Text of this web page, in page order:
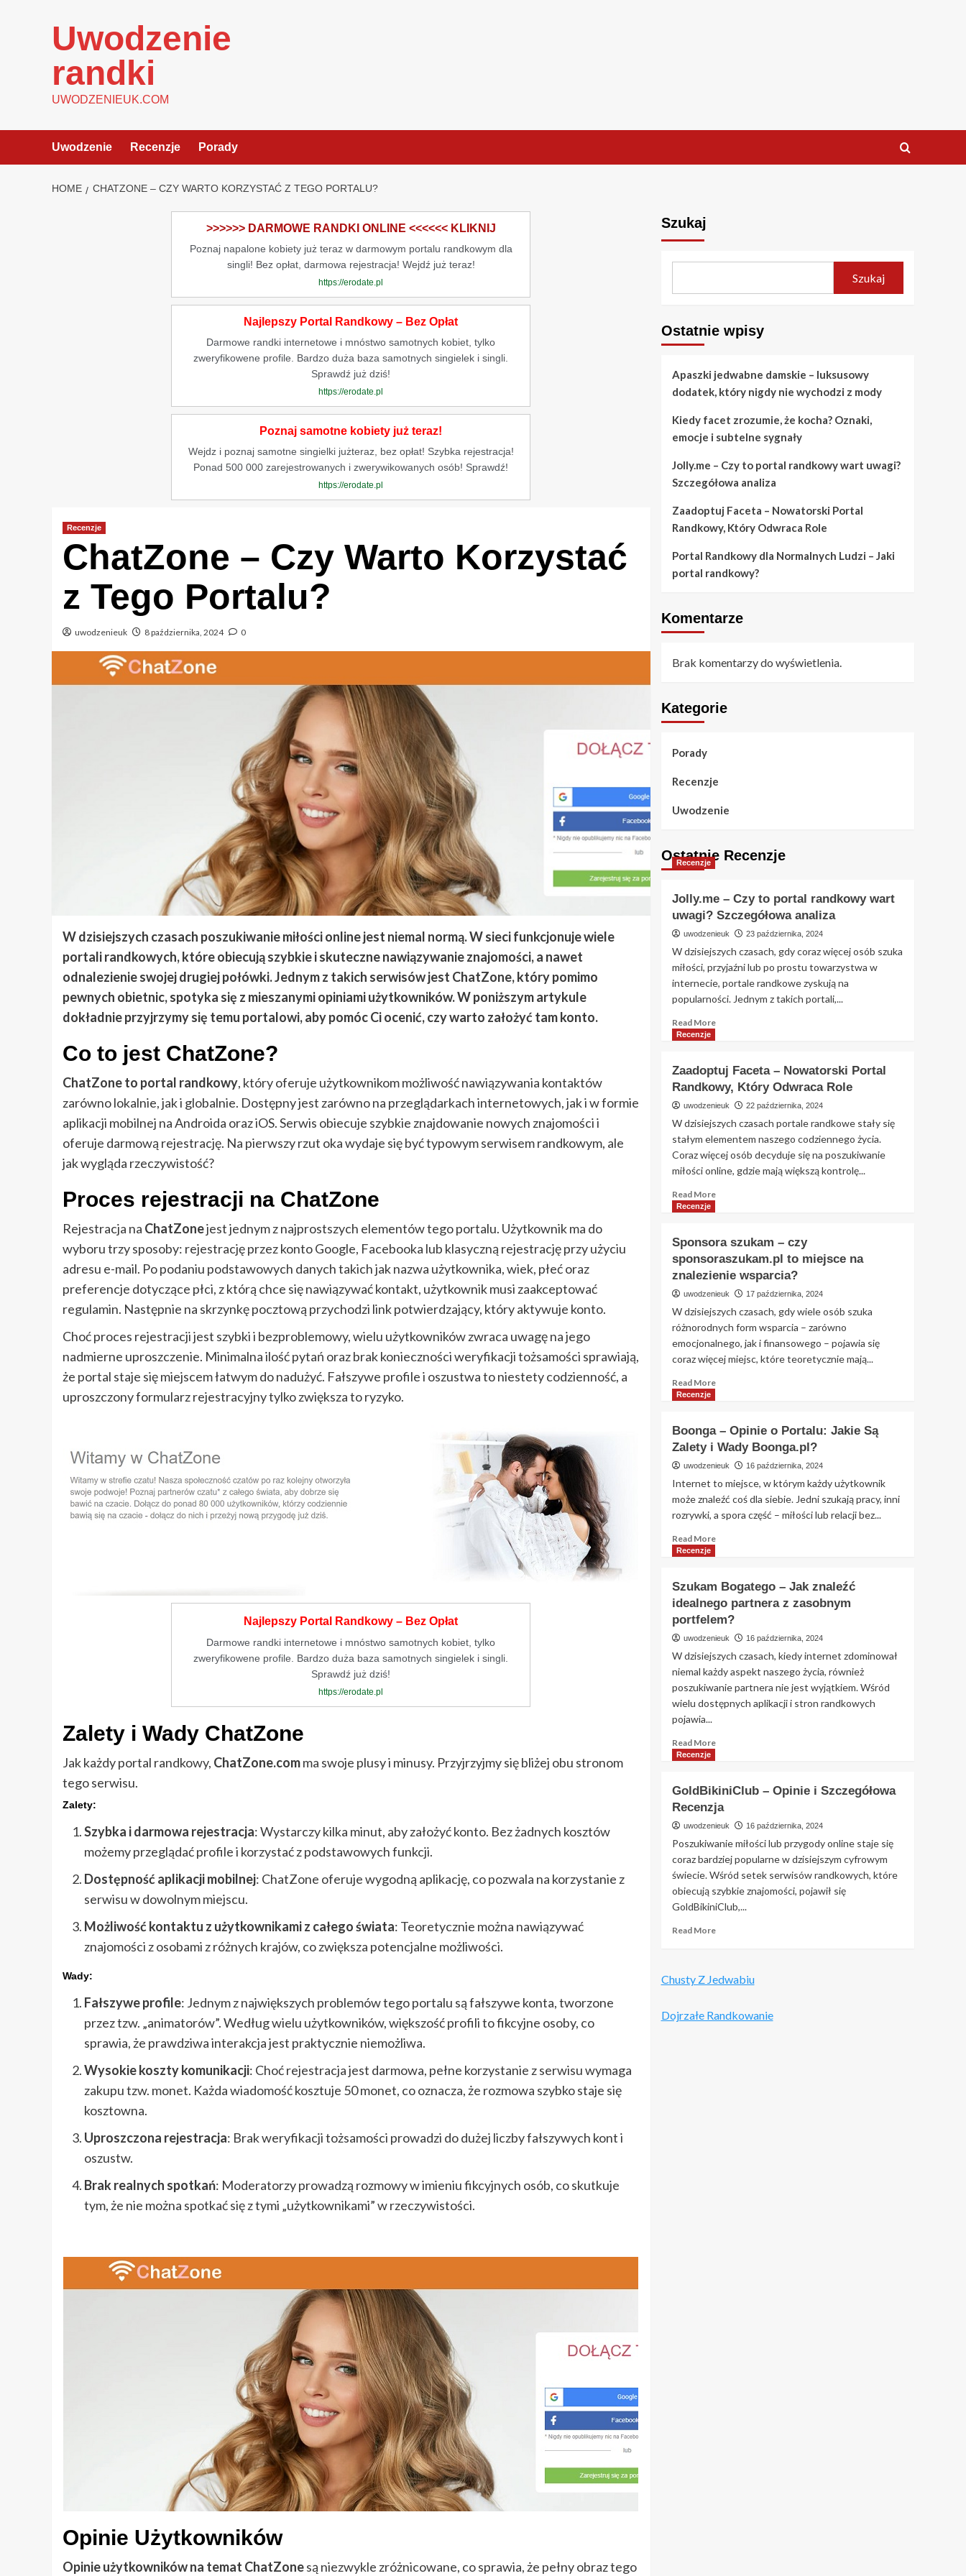
Uwodzenie
randki
UWODZENIEUK.COM
Uwodzenie Recenzje Porady
HOME CHATZONE – CZY WARTO KORZYSTAĆ Z TEGO PORTALU?
>>>>>> DARMOWE RANDKI ONLINE <<<<<< KLIKNIJ
Poznaj napalone kobiety już teraz w darmowym portalu randkowym dla
singli! Bez opłat, darmowa rejestracja! Wejdź już teraz!
https://erodate.pl
Najlepszy Portal Randkowy – Bez Opłat
Darmowe randki internetowe i mnóstwo samotnych kobiet, tylko
zweryfikowene profile. Bardzo duża baza samotnych singielek i singli.
Sprawdź już dziś!
https://erodate.pl
Poznaj samotne kobiety już teraz!
Wejdz i poznaj samotne singielki jużteraz, bez opłat! Szybka rejestracja!
Ponad 500 000 zarejestrowanych i zwerywikowanych osób! Sprawdź!
https://erodate.pl
Recenzje
ChatZone – Czy Warto Korzystać
z Tego Portalu?
uwodzenieuk 8 października, 2024 0
W dzisiejszych czasach poszukiwanie miłości online jest niemal normą. W sieci funkcjonuje wiele
portali randkowych, które obiecują szybkie i skuteczne nawiązywanie znajomości, a nawet
odnalezienie swojej drugiej połówki. Jednym z takich serwisów jest ChatZone, który pomimo
pewnych obietnic, spotyka się z mieszanymi opiniami użytkowników. W poniższym artykule
dokładnie przyjrzymy się temu portalowi, aby pomóc Ci ocenić, czy warto założyć tam konto.
Co to jest ChatZone?
ChatZone to portal randkowy, który oferuje użytkownikom możliwość nawiązywania kontaktów
zarówno lokalnie, jak i globalnie. Dostępny jest zarówno na przeglądarkach internetowych, jak i w formie
aplikacji mobilnej na Androida oraz iOS. Serwis obiecuje szybkie znajdowanie nowych znajomości i
oferuje darmową rejestrację. Na pierwszy rzut oka wydaje się być typowym serwisem randkowym, ale
jak wygląda rzeczywistość?
Proces rejestracji na ChatZone
Rejestracja na ChatZonejest jednym z najprostszych elementów tego portalu. Użytkownik ma do
wyboru trzy sposoby: rejestrację przez konto Google, Facebooka lub klasyczną rejestrację przy użyciu
adresu e-mail. Po podaniu podstawowych danych takich jak nazwa użytkownika, wiek, płeć oraz
preferencje dotyczące płci, z którą chce się nawiązywać kontakt, użytkownik musi zaakceptować
regulamin. Następnie na skrzynkę pocztową przychodzi link potwierdzający, który aktywuje konto.
Choć proces rejestracji jest szybki i bezproblemowy, wielu użytkowników zwraca uwagę na jego
nadmierne uproszczenie. Minimalna ilość pytań oraz brak konieczności weryfikacji tożsamości sprawiają,
że portal staje się miejscem łatwym do nadużyć. Fałszywe profile i oszustwa to niestety codzienność, a
uproszczony formularz rejestracyjny tylko zwiększa to ryzyko.
Najlepszy Portal Randkowy – Bez Opłat
Darmowe randki internetowe i mnóstwo samotnych kobiet, tylko
zweryfikowene profile. Bardzo duża baza samotnych singielek i singli.
Sprawdź już dziś!
https://erodate.pl
Zalety i Wady ChatZone
Jak każdy portal randkowy, ChatZone.comma swoje plusy i minusy. Przyjrzyjmy się bliżej obu stronom
tego serwisu.
Zalety:
Szybka i darmowa rejestracja: Wystarczy kilka minut, aby założyć konto. Bez żadnych kosztów
możemy przeglądać profile i korzystać z podstawowych funkcji.
Dostępność aplikacji mobilnej: ChatZone oferuje wygodną aplikację, co pozwala na korzystanie z
serwisu w dowolnym miejscu.
Możliwość kontaktu z użytkownikami z całego świata: Teoretycznie można nawiązywać
znajomości z osobami z różnych krajów, co zwiększa potencjalne możliwości.
Wady:
Fałszywe profile: Jednym z największych problemów tego portalu są fałszywe konta, tworzone
przez tzw. „animatorów”. Według wielu użytkowników, większość profili to fikcyjne osoby, co
sprawia, że prawdziwa interakcja jest praktycznie niemożliwa.
Wysokie koszty komunikacji: Choć rejestracja jest darmowa, pełne korzystanie z serwisu wymaga
zakupu tzw. monet. Każda wiadomość kosztuje 50 monet, co oznacza, że rozmowa szybko staje się
kosztowna.
Uproszczona rejestracja: Brak weryfikacji tożsamości prowadzi do dużej liczby fałszywych kont i
oszustw.
Brak realnych spotkań: Moderatorzy prowadzą rozmowy w imieniu fikcyjnych osób, co skutkuje
tym, że nie można spotkać się z tymi „użytkownikami” w rzeczywistości.
Opinie Użytkowników
Opinie użytkowników na temat ChatZonesą niezwykle zróżnicowane, co sprawia, że pełny obraz tego
Szukaj
Szukaj
Ostatnie wpisy
Apaszki jedwabne damskie – luksusowy
dodatek, który nigdy nie wychodzi z mody
Kiedy facet zrozumie, że kocha? Oznaki,
emocje i subtelne sygnały
Jolly.me – Czy to portal randkowy wart uwagi?
Szczegółowa analiza
Zaadoptuj Faceta – Nowatorski Portal
Randkowy, Który Odwraca Role
Portal Randkowy dla Normalnych Ludzi – Jaki
portal randkowy?
Komentarze
Brak komentarzy do wyświetlenia.
Kategorie
Porady
Recenzje
Uwodzenie
Ostatnie Recenzje
Recenzje
Jolly.me – Czy to portal randkowy wart
uwagi? Szczegółowa analiza
uwodzenieuk 23 października, 2024
W dzisiejszych czasach, gdy coraz więcej osób szuka
miłości, przyjaźni lub po prostu towarzystwa w
internecie, portale randkowe zyskują na
popularności. Jednym z takich portali,...
Read MoreRead
–
Czy
to
randkowy
wart
uwagi?
Szczegółowa
Recenzje
Zaadoptuj Faceta – Nowatorski Portal
Randkowy, Który Odwraca Role
uwodzenieuk 22 października, 2024
W dzisiejszych czasach portale randkowe stały się
stałym elementem naszego codziennego życia.
Coraz więcej osób decyduje się na poszukiwanie
miłości online, gdzie mają większą kontrolę...
Read MoreRead
Faceta
–
Nowatorski
Portal
Randkowy,
Który
Odwraca
Role
Recenzje
Sponsora szukam – czy
sponsoraszukam.pl to miejsce na
znalezienie wsparcia?
uwodzenieuk 17 października, 2024
W dzisiejszych czasach, gdy wiele osób szuka
różnorodnych form wsparcia – zarówno
emocjonalnego, jak i finansowego – pojawia się
coraz więcej miejsc, które teoretycznie mają...
Read MoreRead
szukam
–
czy
to
miejsce
na
wsparcia?
Recenzje
Boonga – Opinie o Portalu: Jakie Są
Zalety i Wady Boonga.pl?
uwodzenieuk 16 października, 2024
Internet to miejsce, w którym każdy użytkownik
może znaleźć coś dla siebie. Jedni szukają pracy, inni
rozrywki, a spora część – miłości lub relacji bez...
Read MoreRead
–
Opinie
o
Portalu:
Są
Zalety
i
Wady
Recenzje
Szukam Bogatego – Jak znaleźć
idealnego partnera z zasobnym
portfelem?
uwodzenieuk 16 października, 2024
W dzisiejszych czasach, kiedy internet zdominował
niemal każdy aspekt naszego życia, również
poszukiwanie partnera nie jest wyjątkiem. Wśród
wielu dostępnych aplikacji i stron randkowych
pojawia...
Read MoreRead
Bogatego
–
Jak
idealnego
partnera
z
zasobnym
portfelem?
Recenzje
GoldBikiniClub – Opinie i Szczegółowa
Recenzja
uwodzenieuk 16 października, 2024
Poszukiwanie miłości lub przygody online staje się
coraz bardziej popularne w dzisiejszym cyfrowym
świecie. Wśród setek serwisów randkowych, które
obiecują szybkie znajomości, pojawił się
GoldBikiniClub,...
Read MoreRead
–
Szczegółowa
Chusty Z Jedwabiu
Dojrzałe Randkowanie